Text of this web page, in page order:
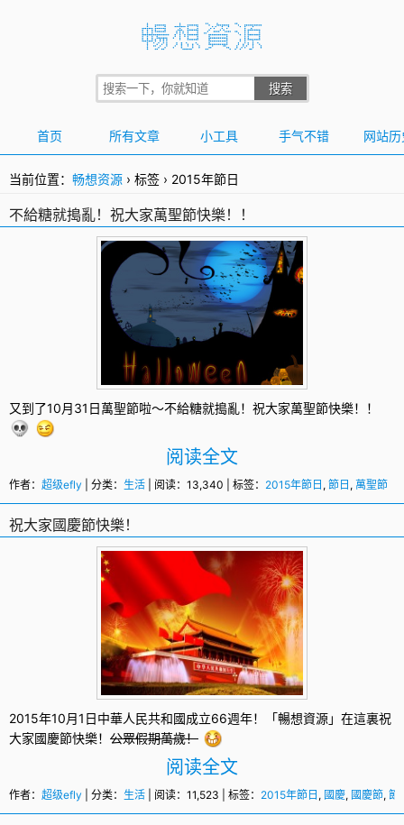
首页 所有文章 小工具 手气不错 网站历
当前位置： 畅想资源 › 标签 › 2015年節日
不給糖就搗亂！祝大家萬聖節快樂！！
又到了10月31日萬聖節啦～不給糖就搗亂！祝大家萬聖節快樂！！
阅读全文
作者： 超级efly | 分类： 生活 | 阅读：13,340 | 标签： 2015年節日 , 節日 , 萬聖節
祝大家國慶節快樂！
2015年10月1日中華人民共和國成立66週年！「暢想資源」在這裏祝
大家國慶節快樂！ 公眾假期萬歲！
阅读全文
作者： 超级efly | 分类： 生活 | 阅读：11,523 | 标签： 2015年節日 , 國慶, 國慶節, 節